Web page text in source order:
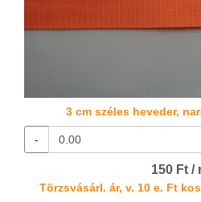
3 cm széles heveder,
-
150 Ft /
Törzsvásárl. ár, v. 10 e. Ft